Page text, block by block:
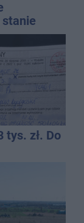
stanie
tys. zł. Do